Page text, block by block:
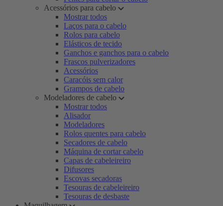
Acessórios para cabelo
Mostrar todos
Laços para o cabelo
Rolos para cabelo
Elásticos de tecido
Ganchos e ganchos para o cabelo
Frascos pulverizadores
Acessórios
Caracóis sem calor
Grampos de cabelo
Modeladores de cabelo
Mostrar todos
Alisador
Modeladores
Rolos quentes para cabelo
Secadores de cabelo
Máquina de cortar cabelo
Capas de cabeleireiro
Difusores
Escovas secadoras
Tesouras de cabeleireiro
Tesouras de desbaste